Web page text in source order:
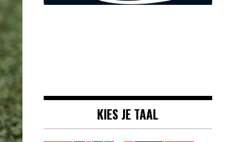
Eredivisie &
Internationaal
KIES JE TAAL